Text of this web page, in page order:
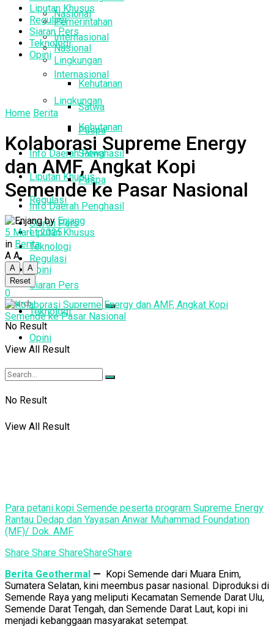
Nasional
Internasional
Lingkungan
Kehutanan
Satwa
Puspa
Info Daerah Penghasil
Liputan Khusus
Regulasi
Siaran Pers
Teknologi
Opini
No Result
View All Result
Pemerintahan
Nasional
Internasional
Lingkungan
Kehutanan
Satwa
Puspa
Info Daerah Penghasil
Liputan Khusus
Regulasi
Siaran Pers
Teknologi
Opini
No Result
View All Result
Liputan Khusus
Regulasi
Siaran Pers
Teknologi
Opini
Home Berita
Kolaborasi Supreme Energy
dan AMF, Angkat Kopi
Semende ke Pasar Nasional
by Enjang
5 Maret 2025
in Berita
A A
A
A
Reset
0
Para petani kopi Semende peserta program Supreme Energy
Rantau Dedap dan Yayasan Anwar Muhammad Foundation
(MF)/ Dok. AMF
Share Share ShareShareShare
Berita Geothermal — Kopi Semende dari Muara Enim,
Sumatera Selatan, kini meembus pasar nasional. Diproduksi di
Semende Raya yang meliputi Kecamatan Semende Darat Ulu,
Semende Darat Tengah, dan Semende Darat Laut, kopi ini
menjadi kebanggaan masyarakat setempat.